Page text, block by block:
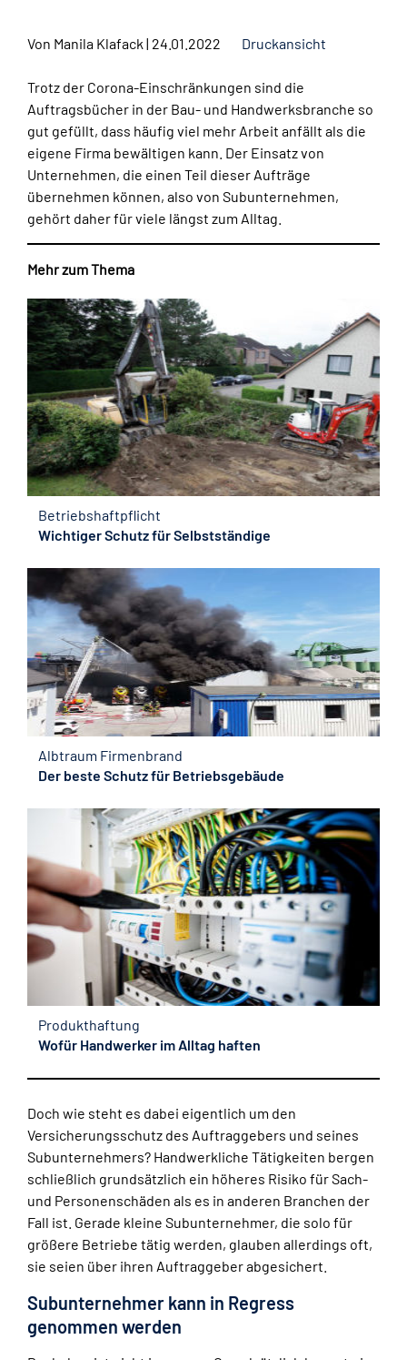
Von Manila Klafack | 24.01.2022 Druckansicht
Trotz der Corona-Einschränkungen sind die
Auftragsbücher in der Bau- und Handwerksbranche so
gut gefüllt, dass häufig viel mehr Arbeit anfällt als die
eigene Firma bewältigen kann. Der Einsatz von
Unternehmen, die einen Teil dieser Aufträge
übernehmen können, also von Subunternehmen,
gehört daher für viele längst zum Alltag.
Mehr zum Thema
Betriebshaftpflicht
Wichtiger Schutz für Selbstständige
Albtraum Firmenbrand
Der beste Schutz für Betriebsgebäude
Produkthaftung
Wofür Handwerker im Alltag haften
Doch wie steht es dabei eigentlich um den
Versicherungsschutz des Auftraggebers und seines
Subunternehmers? Handwerkliche Tätigkeiten bergen
schließlich grundsätzlich ein höheres Risiko für Sach-
und Personenschäden als es in anderen Branchen der
Fall ist. Gerade kleine Subunternehmer, die solo für
größere Betriebe tätig werden, glauben allerdings oft,
sie seien über ihren Auftraggeber abgesichert.
Subunternehmer kann in Regress
genommen werden